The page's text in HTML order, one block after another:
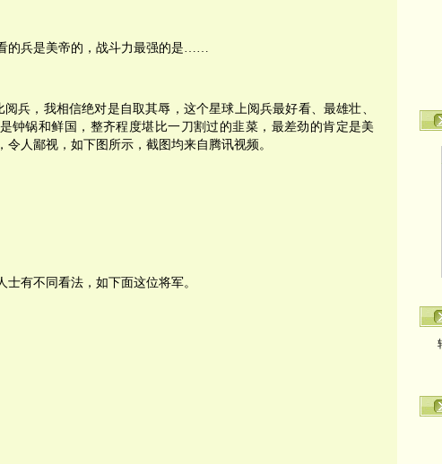
的兵是美帝的，战斗力最强的是……
兵，我相信绝对是自取其辱，这个星球上阅兵最好看、最雄壮、
钟锅和鲜国，整齐程度堪比一刀割过的韭菜，最差劲的肯定是美
令人鄙视，如下图所示，截图均来自腾讯视频。
有不同看法，如下面这位将军。